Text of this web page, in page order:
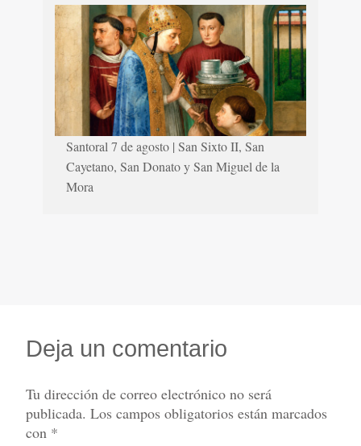
Santoral 7 de agosto | San Sixto II, San
Cayetano, San Donato y San Miguel de la
Mora
Deja un comentario
Tu dirección de correo electrónico no será
publicada. Los campos obligatorios están marcados
con *